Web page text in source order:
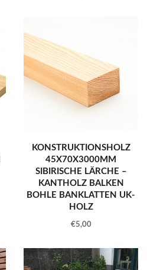
KONSTRUKTIONSHOLZ
45X70X3000MM
SIBIRISCHE LÄRCHE –
KANTHOLZ BALKEN
BOHLE BANKLATTEN UK-
HOLZ
€5,00